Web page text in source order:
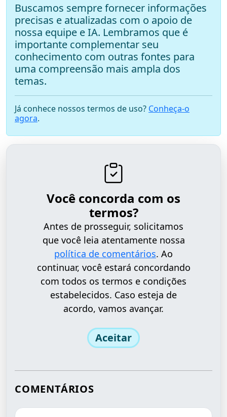
Buscamos sempre fornecer informações
precisas e atualizadas com o apoio de
nossa equipe e IA. Lembramos que é
importante complementar seu
conhecimento com outras fontes para
uma compreensão mais ampla dos
temas.
Já conhece nossos termos de uso? Conheça-o
agora.
Você concorda com os
termos?
Antes de prosseguir, solicitamos
que você leia atentamente nossa
política de comentários. Ao
continuar, você estará concordando
com todos os termos e condições
estabelecidos. Caso esteja de
acordo, vamos avançar.
Aceitar
COMENTÁRIOS